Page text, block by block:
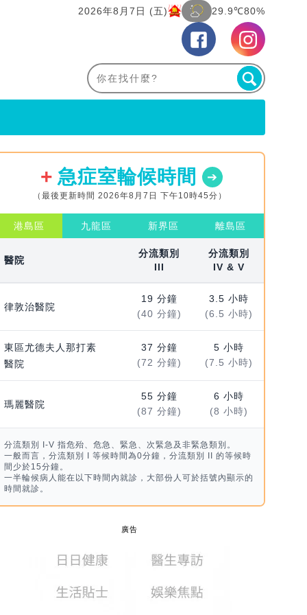
2026年8月7日 (五) 29.9℃80%
急症室輪候時間
（最後更新時間 2026年8月7日 下午10時45分）
港島區 九龍區 新界區 離島區
醫院
分流類別
III
分流類別
IV & V
律敦治醫院
19 分鐘
(40 分鐘)
3.5 小時
(6.5 小時)
東區尤德夫人那打素
醫院
37 分鐘
(72 分鐘)
5 小時
(7.5 小時)
瑪麗醫院
55 分鐘
(87 分鐘)
6 小時
(8 小時)
分流類別 I-V 指危殆、危急、緊急、次緊急及非緊急類別。
一般而言，分流類別 I 等候時間為0分鐘，分流類別 II 的等候時
間少於15分鐘。
一半輪候病人能在以下時間內就診，大部份人可於括號內顯示的
時間就診。
廣告